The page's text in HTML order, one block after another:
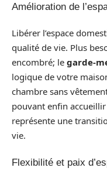
Amélioration de
Libérer l’espace
qualité de vie. Plus
encombré; le garde-
logique de votre
chambre sans
pouvant enfin
représente une
vie.
Flexibilité et paix